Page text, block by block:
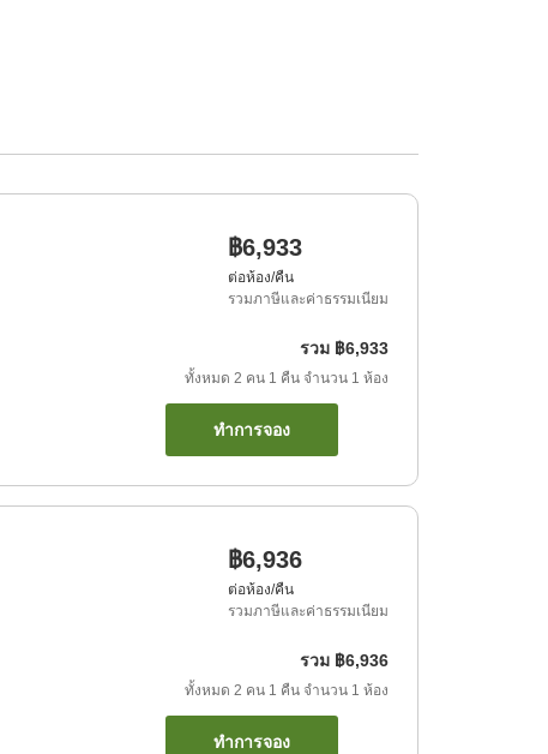
฿6,933
ต่อห้อง/คืน
รวมภาษีและค่าธรรมเนียม
รวม ฿6,933
ทั้งหมด 2 คน 1 คืน จำนวน 1 ห้อง
ทำการจอง
฿6,936
ต่อห้อง/คืน
รวมภาษีและค่าธรรมเนียม
รวม ฿6,936
ทั้งหมด 2 คน 1 คืน จำนวน 1 ห้อง
ทำการจอง